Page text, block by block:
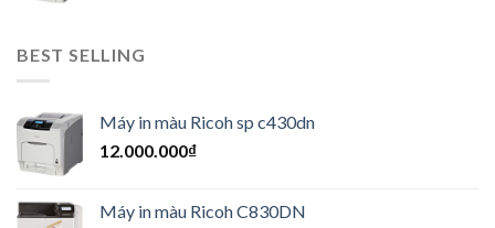
BEST SELLING
Máy in màu Ricoh sp c430dn
12.000.000₫
Máy in màu Ricoh C830DN